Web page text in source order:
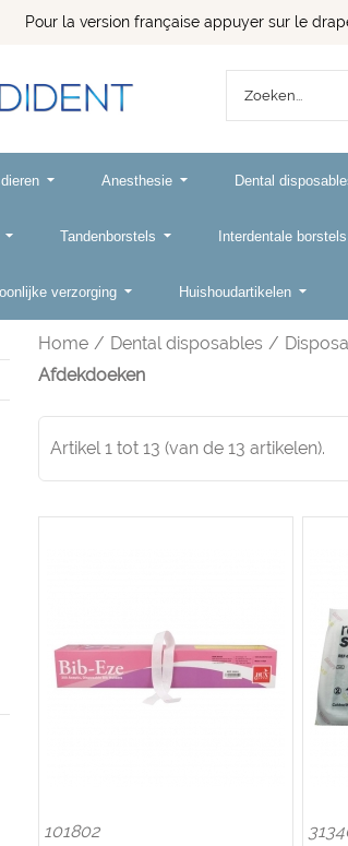
la version française appuyer sur le
Anesthesie Dental
Tandenborstels Interdentale
verzorging Huishoudartikelen
Home / Dental disposables /
Afdekdoeken
Artikel1 tot13 (van de13 artikelen).
101802